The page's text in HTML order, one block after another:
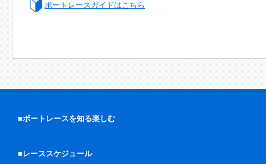
ボートレースガイドはこちら
■ボートレースを知る楽しむ
■レーススケジュール